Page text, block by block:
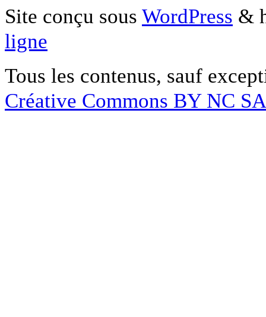
Site conçu sous WordPress &
ligne
Tous les contenus, sauf
Créative Commons BY NC SA